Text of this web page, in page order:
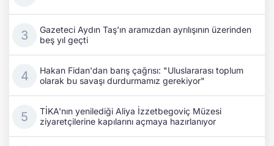
Gazeteci Aydın Taş'ın aramızdan ayrılışının üzerinden
beş yıl geçti
Hakan Fidan'dan barış çağrısı: "Uluslararası toplum
olarak bu savaşı durdurmamız gerekiyor"
TİKA'nın yenilediği Aliya İzzetbegoviç Müzesi
ziyaretçilerine kapılarını açmaya hazırlanıyor